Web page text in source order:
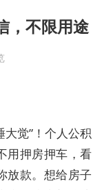
，不限用途
觉”！个人公积
用押房押车，看
放款。想给房子